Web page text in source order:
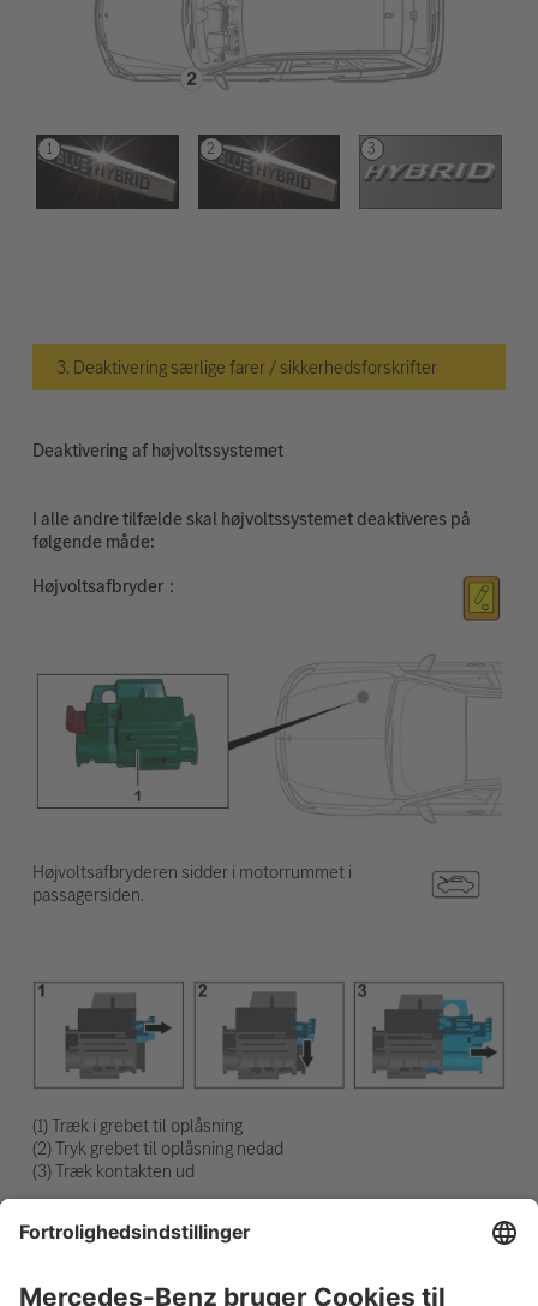
3. Deaktivering særlige farer / sikkerhedsforskrifter
Deaktivering af højvoltssystemet
I alle andre tilfælde skal højvoltssystemet deaktiveres på
følgende måde:
Højvoltsafbryder
Højvoltsafbryderen sidder i motorrummet i
passagersiden.
(1) Træk i grebet til oplåsning
(2) Tryk grebet til oplåsning nedad
(3) Træk kontakten ud
Afbryd 12 V-batteriet
2. Løsn minuskablet på 12-voltsbatteriet ved